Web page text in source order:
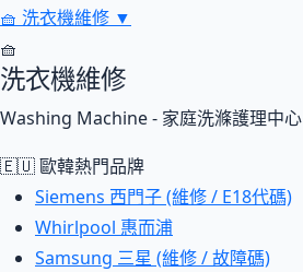
🧺 洗衣機維修 ▼
🧺
洗衣機維修
Washing Machine - 家庭洗滌護理中心
🇪🇺 歐韓熱門品牌
Siemens 西門子 (維修 / E18代碼)
Whirlpool 惠而浦
Samsung 三星 (維修 / 故障碼)